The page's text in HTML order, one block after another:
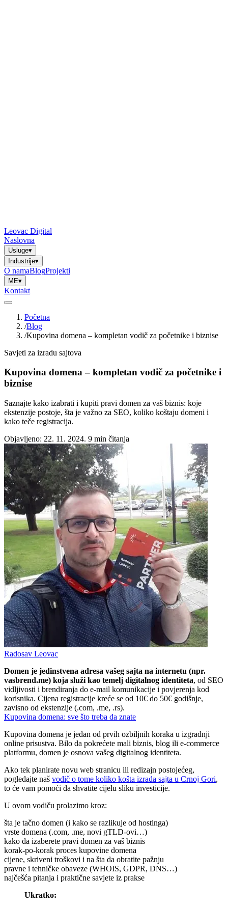
Leovac Digital
Naslovna
Usluge▾
Industrije▾
O namaBlogProjekti
ME▾
Kontakt
Početna
/Blog
/Kupovina domena – kompletan vodič za početnike i biznise
Savjeti za izradu sajtova
Kupovina domena – kompletan vodič za početnike i
biznise
Saznajte kako izabrati i kupiti pravi domen za vaš biznis: koje
ekstenzije postoje, šta je važno za SEO, koliko koštaju domeni i
kako teče registracija.
Objavljeno: 22. 11. 2024. 9 min čitanja
Radosav Leovac
Domen je jedinstvena adresa vašeg sajta na internetu (npr.
vasbrend.me) koja služi kao temelj digitalnog identiteta, od SEO
vidljivosti i brendiranja do e-mail komunikacije i povjerenja kod
korisnika. Cijena registracije kreće se od 10€ do 50€ godišnje,
zavisno od ekstenzije (.com, .me, .rs).
Kupovina domena: sve što treba da znate
Kupovina domena je jedan od prvih ozbiljnih koraka u izgradnji
online prisustva. Bilo da pokrećete mali biznis, blog ili e-commerce
platformu, domen je osnova vašeg digitalnog identiteta.
Ako tek planirate novu web stranicu ili redizajn postojećeg,
pogledajte naš vodič o tome koliko košta izrada sajta u Crnoj Gori,
to će vam pomoći da shvatite cijelu sliku investicije.
U ovom vodiču prolazimo kroz:
šta je tačno domen (i kako se razlikuje od hostinga)
vrste domena (.com, .me, novi gTLD-ovi…)
kako da izaberete pravi domen za vaš biznis
korak-po-korak proces kupovine domena
cijene, skriveni troškovi i na šta da obratite pažnju
pravne i tehničke obaveze (WHOIS, GDPR, DNS…)
najčešća pitanja i praktične savjete iz prakse
Ukratko: